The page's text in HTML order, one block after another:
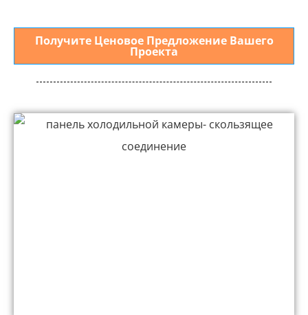
Получите Ценовое Предложение Вашего
Проекта